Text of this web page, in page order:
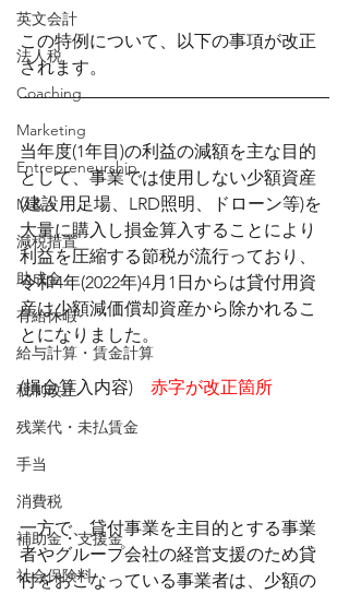
英文会計
法人税
Coaching
Marketing
Entrepreneurship
M＆A
減税措置
助成金
有給休暇
給与計算・賃金計算
税制改正
残業代・未払賃金
手当
消費税
補助金・支援金
社会保険料
この特例について、以下の事項が改正
されます。
当年度(1年目)の利益の減額を主な目的
として、事業では使用しない少額資産
(建設用足場、LRD照明、ドローン等)を
大量に購入し損金算入することにより
利益を圧縮する節税が流行っており、
令和4年(2022年)4月1日からは貸付用資
産は少額減価償却資産から除かれるこ
とになりました。
(損金算入内容) 赤字が改正箇所
一方で、貸付事業を主目的とする事業
者やグループ会社の経営支援のため貸
付をおこなっている事業者は、少額の